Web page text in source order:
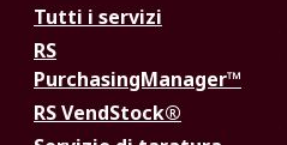
Tutti i servizi
RS
PurchasingManager™
RS VendStock®